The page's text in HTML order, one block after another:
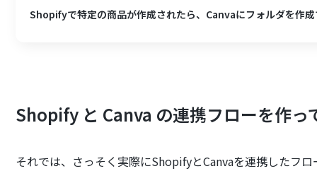
Shopifyで特定の商品が作成されたら、Canvaにフォルダを作
Shopify と Canva の連携フローを作っ
それでは、さっそく実際にShopifyとCanvaを連携したフ